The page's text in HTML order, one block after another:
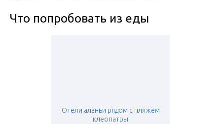
Что попробовать из еды
Отели аланьи рядом с пляжем
клеопатры